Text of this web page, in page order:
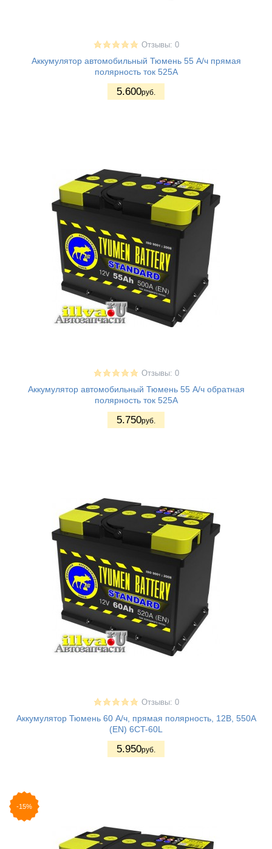
Отзывы: 0
Аккумулятор автомобильный Тюмень 55 А/ч прямая
полярность ток 525A
5.600руб.
Отзывы: 0
Аккумулятор автомобильный Тюмень 55 А/ч обратная
полярность ток 525А
5.750руб.
Отзывы: 0
Аккумулятор Тюмень 60 А/ч, прямая полярность, 12В, 550A
(EN) 6CT-60L
5.950руб.
-15%